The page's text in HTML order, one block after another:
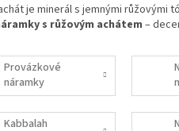
je minerál s jemnými
s růžovým achátem –
Provázkové
náramky
Kabbalah